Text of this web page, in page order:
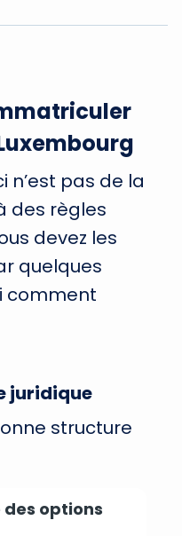
n’est pas de la
des règles
devez les
quelques
comment
juridique
structure
options